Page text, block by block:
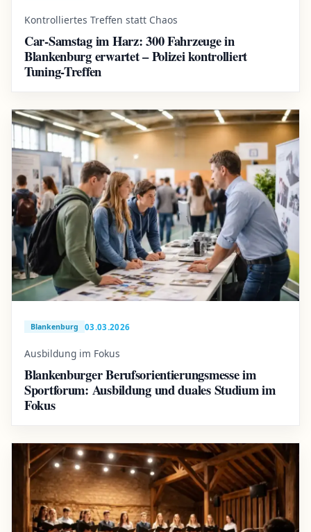
Kontrolliertes Treffen statt Chaos
Car-Samstag im Harz: 300 Fahrzeuge in
Blankenburg erwartet – Polizei kontrolliert
Tuning-Treffen
Blankenburg 03.03.2026
Ausbildung im Fokus
Blankenburger Berufsorientierungsmesse im
Sportforum: Ausbildung und duales Studium im
Fokus